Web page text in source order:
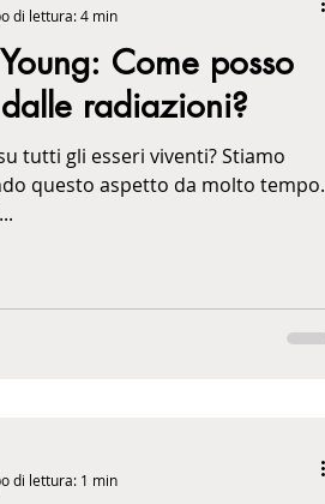
Come posso
radiazioni?
tutti gli esseri viventi? Stiamo
questo aspetto da molto tempo.
di lettura: 4 min
di lettura: 1 min